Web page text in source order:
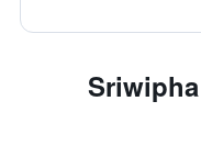
الأسئلة الشائعة عند حجز Sriwipha